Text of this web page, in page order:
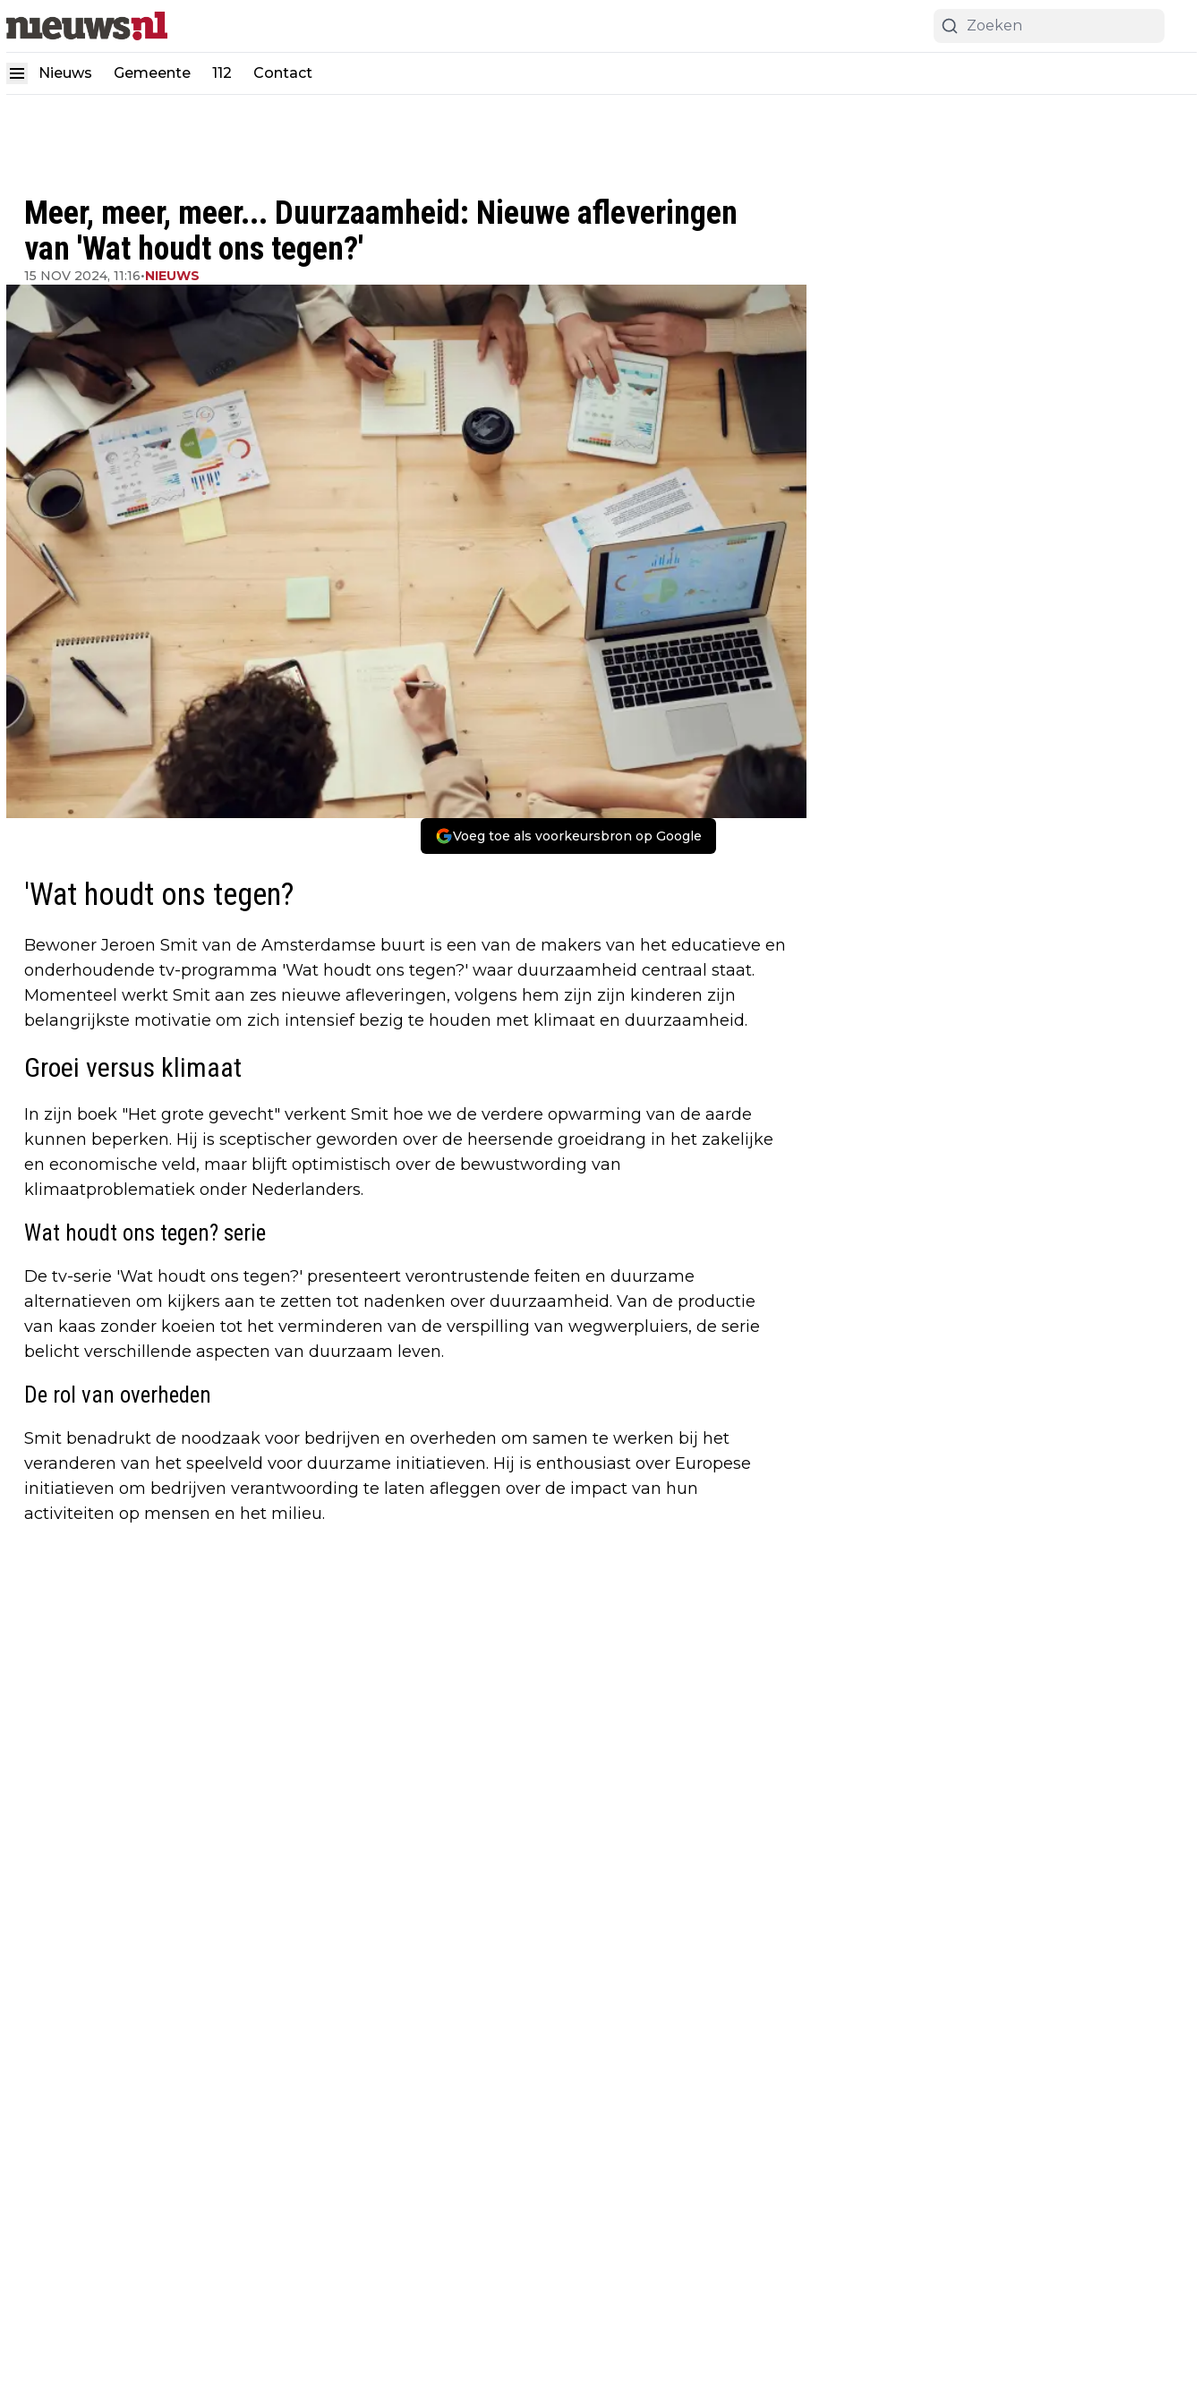
Nieuws Gemeente 112 Contact
Meer, meer, meer... Duurzaamheid: Nieuwe afleveringen
van 'Wat houdt ons tegen?'
15 NOV 2024, 11:16•NIEUWS
Voeg toe als voorkeursbron op Google
'Wat houdt ons tegen?
Bewoner Jeroen Smit van de Amsterdamse buurt is een van de makers van het educatieve en
onderhoudende tv-programma 'Wat houdt ons tegen?' waar duurzaamheid centraal staat.
Momenteel werkt Smit aan zes nieuwe afleveringen, volgens hem zijn zijn kinderen zijn
belangrijkste motivatie om zich intensief bezig te houden met klimaat en duurzaamheid.
Groei versus klimaat
In zijn boek "Het grote gevecht" verkent Smit hoe we de verdere opwarming van de aarde
kunnen beperken. Hij is sceptischer geworden over de heersende groeidrang in het zakelijke
en economische veld, maar blijft optimistisch over de bewustwording van
klimaatproblematiek onder Nederlanders.
Wat houdt ons tegen? serie
De tv-serie 'Wat houdt ons tegen?' presenteert verontrustende feiten en duurzame
alternatieven om kijkers aan te zetten tot nadenken over duurzaamheid. Van de productie
van kaas zonder koeien tot het verminderen van de verspilling van wegwerpluiers, de serie
belicht verschillende aspecten van duurzaam leven.
De rol van overheden
Smit benadrukt de noodzaak voor bedrijven en overheden om samen te werken bij het
veranderen van het speelveld voor duurzame initiatieven. Hij is enthousiast over Europese
initiatieven om bedrijven verantwoording te laten afleggen over de impact van hun
activiteiten op mensen en het milieu.